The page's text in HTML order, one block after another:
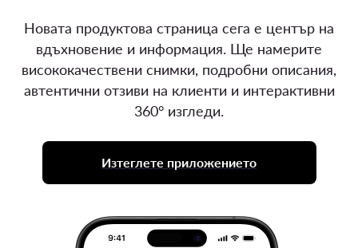
Новата продуктова страница сега е център на
вдъхновение и информация. Ще намерите
висококачествени снимки, подробни описания,
автентични отзиви на клиенти и интерактивни
360° изгледи.
Изтеглете приложението